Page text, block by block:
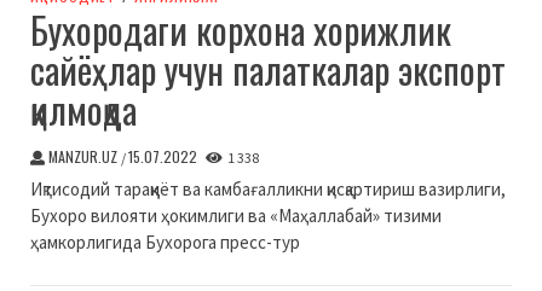
Бухородаги корхона хорижлик
сайёҳлар учун палаткалар экспорт
қилмоқда
MANZUR.UZ /15.07.2022 1 338
Иқтисодий тараққиёт ва камбағалликни қисқартириш вазирлиги,
Бухоро вилояти ҳокимлиги ва «Маҳаллабай» тизими
ҳамкорлигида Бухорога пресс-тур